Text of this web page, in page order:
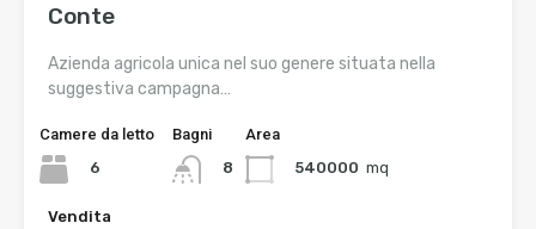
Conte
Azienda agricola unica nel suo genere situata nella
suggestiva campagna…
Camere da letto
6
Bagni
8
Area
540000 mq
Vendita